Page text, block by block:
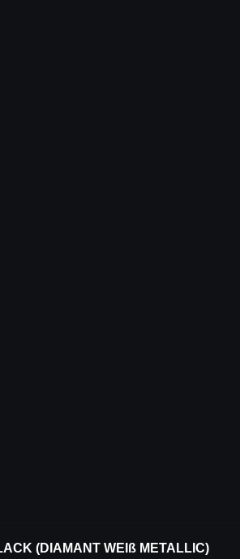
(DIAMANT WEIß METALLIC)